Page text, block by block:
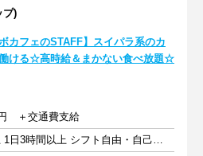
プ)
ボカフェのSTAFF】スイパラ系のカ
ける☆高時給＆まかない食べ放題☆
＋交通費支給
週4日以上 1日3時間以上 シフト自由・自己申告